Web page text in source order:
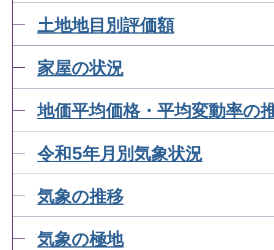
土地地目別評価額
家屋の状況
地価平均価格・平均変動率の
令和5年月別気象状況
気象の推移
気象の極地